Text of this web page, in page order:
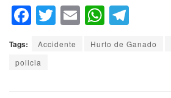
F
a
c
e
T
wi
tt
E
m
ail
W
h
at
el
e
Tags: Accidente Hurto de Ganado
policia